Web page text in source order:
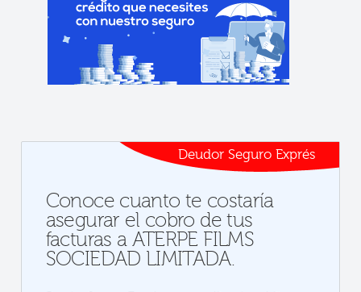
Deudor Seguro Exprés
Conoce cuanto te costaría
asegurar el cobro de tus
facturas a ATERPE FILMS
SOCIEDAD LIMITADA.